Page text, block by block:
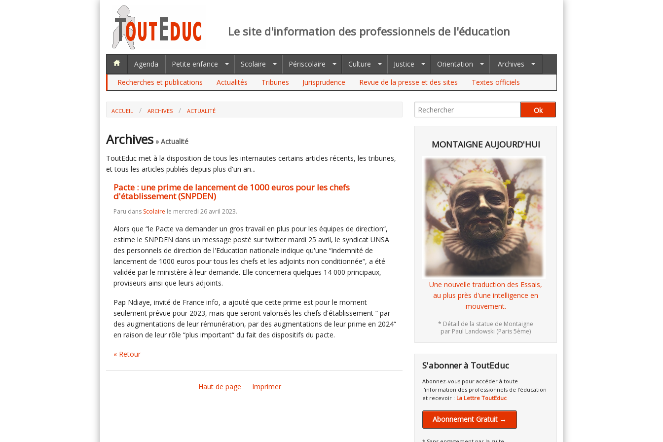
Le site d'information des professionnels de l'éducation
Agenda Petite enfance Scolaire Périscolaire Culture Justice Orientation
Archives
Recherches et publications
Actualités Tribunes Jurisprudence Revue de la presse et des sites Textes officiels
ACCUEIL ARCHIVES
ACTUALITÉ
Archives » Actualité
ToutEduc met à la disposition de tous les internautes certains articles récents, les tribunes,
et tous les articles publiés depuis plus d'un an...
Pacte : une prime de lancement de 1000 euros pour les chefs
d'établissement (SNPDEN)
Paru dans Scolaire le mercredi 26 avril 2023.
Alors que “le Pacte va demander un gros travail en plus pour les équipes de direction“,
estime le SNPDEN dans un message posté sur twitter mardi 25 avril, le syndicat UNSA
des personnels de direction de l'Education nationale indique qu'une “indemnité de
lancement de 1000 euros pour tous les chefs et les adjoints non conditionnée“, a été
validée par le ministère à leur demande. Elle concernera quelques 14 000 principaux,
proviseurs ainsi que leurs adjoints.
Pap Ndiaye, invité de France info, a ajouté que cette prime est pour le moment
seulement prévue pour 2023, mais que seront valorisés les chefs d'établissement “ par
des augmentations de leur rémunération, par des augmentations de leur prime en 2024“
en raison de leur rôle “plus important“ du fait des dispositifs du pacte.
« Retour
Haut de page Imprimer
MONTAIGNE AUJOURD'HUI
Une nouvelle traduction des Essais,
au plus près d'une intelligence en
mouvement.
* Détail de la statue de Montaigne
par Paul Landowski (Paris 5ème)
S'abonner à ToutEduc
Abonnez-vous pour accéder à toute
l'information des professionnels de l'éducation
et recevoir : La Lettre ToutEduc
Abonnement Gratuit →